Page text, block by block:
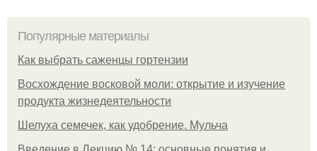
Популярные материалы
Как выбрать саженцы гортензии
Восхождение восковой моли: открытие и изучение
продукта жизнедеятельности
Шелуха семечек, как удобрение. Мульча